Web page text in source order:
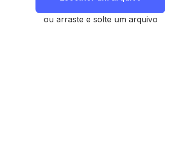
ou arraste e solte um arquivo